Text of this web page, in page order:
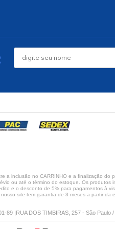
inclusão no CARRINHO e a finalização
ou até o término do estoque. Os
e o desconto de 5% para pagamentos à
site tem garantia de 3 meses a partir da
89 |RUA DOS TIMBIRAS, 257 - São Paulo /